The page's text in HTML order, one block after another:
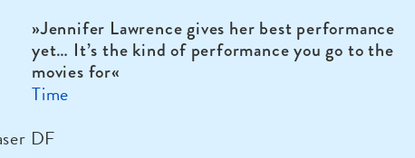
»Jennifer Lawrence gives her best performance
yet… It’s the kind of performance you go to the
movies for«
Time
DF